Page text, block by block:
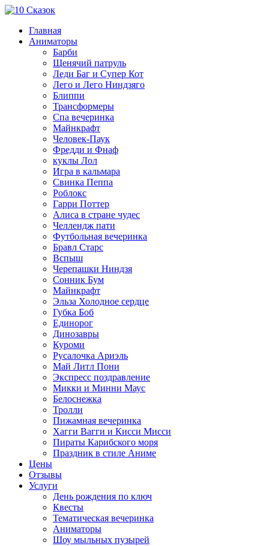
Главная
Аниматоры
Барби
Щенячий патруль
Леди Баг и Супер Кот
Лего и Лего Ниндзяго
Блиппи
Трансформеры
Спа вечеринка
Майнкрафт
Человек-Паук
Фредди и Фнаф
куклы Лол
Игра в кальмара
Свинка Пеппа
Роблокс
Гарри Поттер
Алиса в стране чудес
Челлендж пати
Футбольная вечеринка
Бравл Старс
Вспыш
Черепашки Ниндзя
Сонник Бум
Майнкрафт
Эльза Холодное сердце
Губка Боб
Единорог
Динозавры
Куроми
Русалочка Ариэль
Май Литл Пони
Экспресс поздравление
Микки и Минни Маус
Белоснежка
Тролли
Пижамная вечеринка
Хагги Вагги и Кисси Мисси
Пираты Карибского моря
Праздник в стиле Аниме
Цены
Отзывы
Услуги
День рождения по ключ
Квесты
Тематическая вечеринка
Аниматоры
Шоу мыльных пузырей